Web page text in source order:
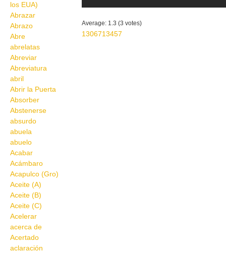
los EUA)
Abrazar
Abrazo
Abre
abrelatas
Abreviar
Abreviatura
abril
Abrir la Puerta
Absorber
Abstenerse
absurdo
abuela
abuelo
Acabar
Acámbaro
Acapulco (Gro)
Aceite (A)
Aceite (B)
Aceite (C)
Acelerar
acerca de
Acertado
aclaración
Average: 1.3 (3 votes)
1306713457